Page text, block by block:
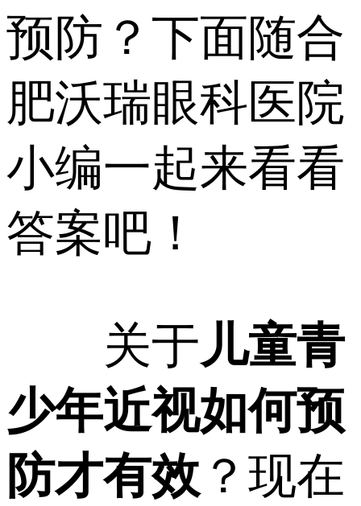
预防？下面随合
肥沃瑞眼科医院
小编一起来看看
答案吧！
关于儿童青
少年近视如何预
防才有效 ？现在